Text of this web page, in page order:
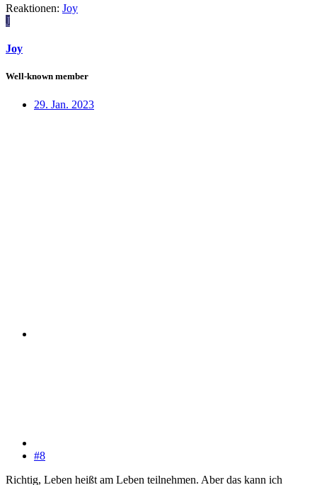
Reaktionen: Joy
J
Joy
Well-known member
29. Jan. 2023
#8
Richtig, Leben heißt am Leben teilnehmen. Aber das kann ich